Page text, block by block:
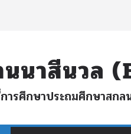
นนาสีนวล
ารศึกษาประถมศึกษาสกล